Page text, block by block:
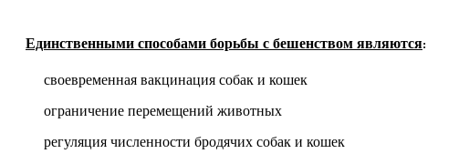
Единственными способами борьбы с бешенством являются:
своевременная вакцинация собак и кошек
ограничение перемещений животных
регуляция численности бродячих собак и кошек